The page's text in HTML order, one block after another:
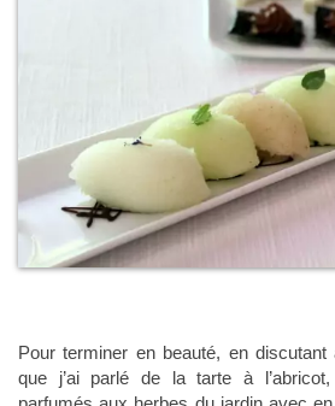
Pour terminer en beauté, en discutant
que j’ai parlé de la tarte à